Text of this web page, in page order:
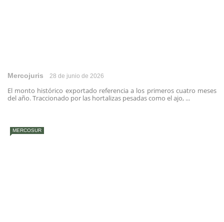
Mercojuris 28 de junio de 2026
El monto histórico exportado referencia a los primeros cuatro meses
del año. Traccionado por las hortalizas pesadas como el ajo, ...
MERCOSUR